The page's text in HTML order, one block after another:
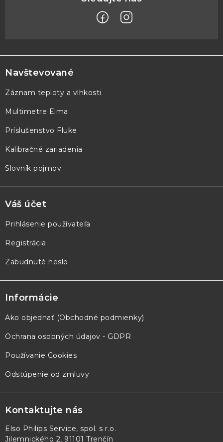
á
p
ä
e
Navštevované
Záznam teploty a vlhkosti
Multimetre Elma
Príslušenstvo Fluke
Kalibračné zariadenia
Slovník pojmov
Váš účet
Prihlásenie používateľa
Registrácia
Zabudnuté heslo
Informácie
Ako objednať (Obchodné podmienky)
Ochrana osobných údajov - GDPR
Používanie Cookies
Odstúpenie od zmluvy
Kontaktujte nás
Elso Philips Service, spol. s r.o.
Jilemnického 2, 91101 Trenčín